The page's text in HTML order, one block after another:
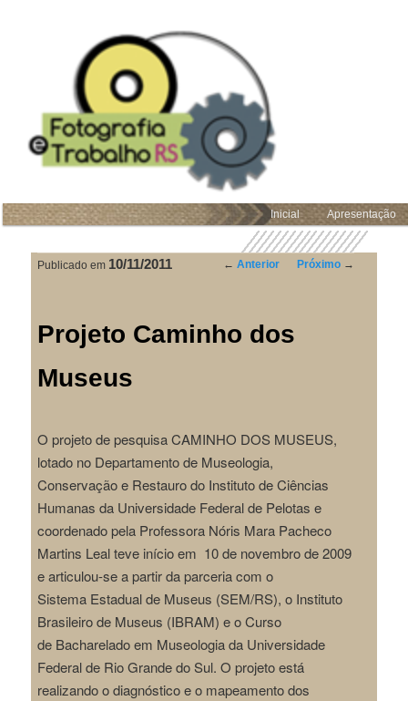
MENU Inicial Apresentação
NAVEGAÇÃO ← Anterior Próximo →
Projeto Caminho dos
Museus
Publicado em 10/11/2011
O projeto de pesquisa CAMINHO DOS MUSEUS,
lotado no Departamento de Museologia,
Conservação e Restauro do Instituto de Ciências
Humanas da Universidade Federal de Pelotas e
coordenado pela Professora Nóris Mara Pacheco
Martins Leal teve início em 10 de novembro de 2009
e articulou-se a partir da parceria com o
Sistema Estadual de Museus (SEM/RS), o Instituto
Brasileiro de Museus (IBRAM) e o Curso
de Bacharelado em Museologia da Universidade
Federal de Rio Grande do Sul. O projetoestá
realizando o diagnóstico e o mapeamento dos